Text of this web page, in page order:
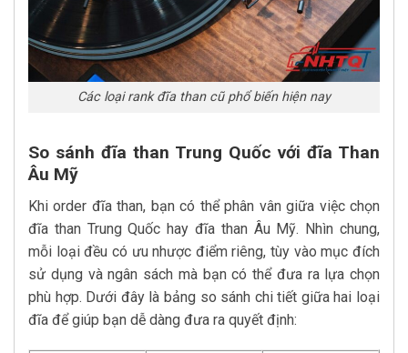
Các loại rank đĩa than cũ phổ biến hiện nay
So sánh đĩa than Trung Quốc với đĩa Than
Âu Mỹ
Khi order đĩa than, bạn có thể phân vân giữa việc chọn
đĩa than Trung Quốc hay đĩa than Âu Mỹ. Nhìn chung,
mỗi loại đều có ưu nhược điểm riêng, tùy vào mục đích
sử dụng và ngân sách mà bạn có thể đưa ra lựa chọn
phù hợp. Dưới đây là bảng so sánh chi tiết giữa hai loại
đĩa để giúp bạn dễ dàng đưa ra quyết định: